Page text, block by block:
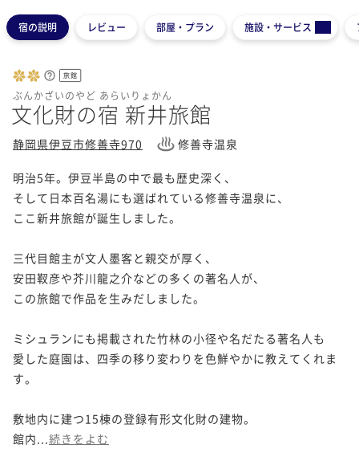
宿の説明 レビュー 部屋・プラン 施設・サービス
旅館
ぶんかざいのやど あらいりょかん
文化財の宿 新井旅館
静岡県伊豆市修善寺970 修善寺温泉
明治5年。伊豆半島の中で最も歴史深く、
そして日本百名湯にも選ばれている修善寺温泉に、
ここ新井旅館が誕生しました。
三代目館主が文人墨客と親交が厚く、
安田靫彦や芥川龍之介などの多くの著名人が、
この旅館で作品を生みだしました。
ミシュランにも掲載された竹林の小径や名だたる著名人も
愛した庭園は、四季の移り変わりを色鮮やかに教えてくれま
す。
敷地内に建つ15棟の登録有形文化財の建物。
館内... 続きをよむ